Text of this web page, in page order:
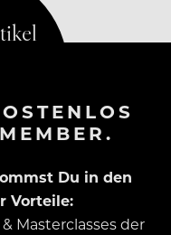
Du in den
Vorteile:
Masterclasses der